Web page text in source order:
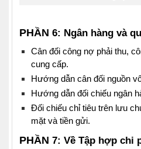
PHẦN 6: Ngân hàng và
Cân đối công nợ phải thu,
cung cấp.
Hướng dẫn cân đối nguồn
Hướng dẫn đối chiếu ngân
Đối chiếu chỉ tiêu trên lưu
mặt và tiền gửi.
PHẦN 7: Về Tập hợp chi